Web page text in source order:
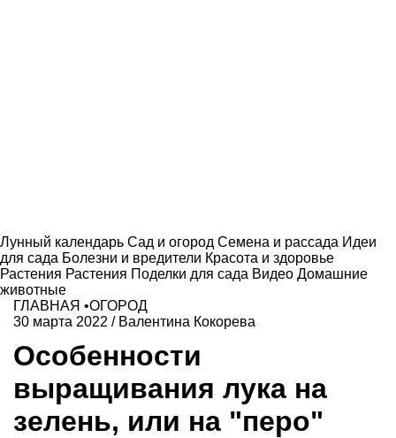
Лунный календарь Сад и огород Семена и рассада Идеи
для сада Болезни и вредители Красота и здоровье
Растения Растения Поделки для сада Видео Домашние
животные
ГЛАВНАЯ •ОГОРОД
30 марта 2022 / Валентина Кокорева
Особенности
выращивания лука на
зелень, или на "перо"